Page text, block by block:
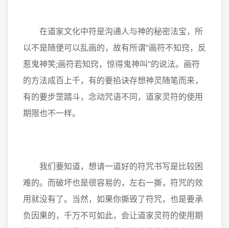
在道家文化中符是沟通人与神的秘密法宝，所
以不是随便可以乱画的，故有所谓"画符不知窍，反
惹鬼神笑;画符若知窍，惊得鬼神叫"的说法。画符
的方法成百上千，有的要掐诀存想神灵随笔而来，
有的要步罡踏斗，念动咒语不同，道家灵符的使用
期限也不一样。
我们要知道，想请一道好的符咒书写是比较困
难的。而破坏也是很容易的，左右一撕，符咒的效
用就没有了。当然，如果你撕毁了符咒，也是要承
负因果的，千万不可如此，会让道家灵符的使用期